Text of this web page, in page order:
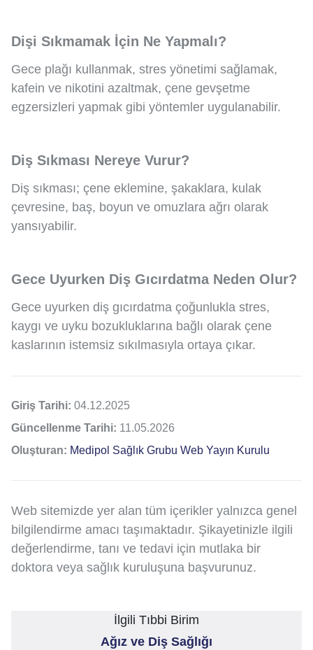
Dişi Sıkmamak İçin Ne Yapmalı?
Gece plağı kullanmak, stres yönetimi sağlamak,
kafein ve nikotini azaltmak, çene gevşetme
egzersizleri yapmak gibi yöntemler uygulanabilir.
Diş Sıkması Nereye Vurur?
Diş sıkması; çene eklemine, şakaklara, kulak
çevresine, baş, boyun ve omuzlara ağrı olarak
yansıyabilir.
Gece Uyurken Diş Gıcırdatma Neden Olur?
Gece uyurken diş gıcırdatma çoğunlukla stres,
kaygı ve uyku bozukluklarına bağlı olarak çene
kaslarının istemsiz sıkılmasıyla ortaya çıkar.
Giriş Tarihi: 04.12.2025
Güncellenme Tarihi: 11.05.2026
Oluşturan: Medipol Sağlık Grubu Web Yayın Kurulu
Web sitemizde yer alan tüm içerikler yalnızca genel
bilgilendirme amacı taşımaktadır. Şikayetinizle ilgili
değerlendirme, tanı ve tedavi için mutlaka bir
doktora veya sağlık kuruluşuna başvurunuz.
İlgili Tıbbi Birim
Ağız ve Diş Sağlığı